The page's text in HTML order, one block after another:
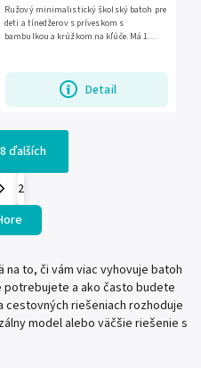
Detail
Ružový minimalistický školský batoh pre
deti a tínedžerov s príveskom s
bambulkou a krúžkom na kľúče. Má 1
ďalších
2
to, či vám viac vyhovuje batoh
a ako často budete
riešeniach rozhoduje
model alebo väčšie riešenie s